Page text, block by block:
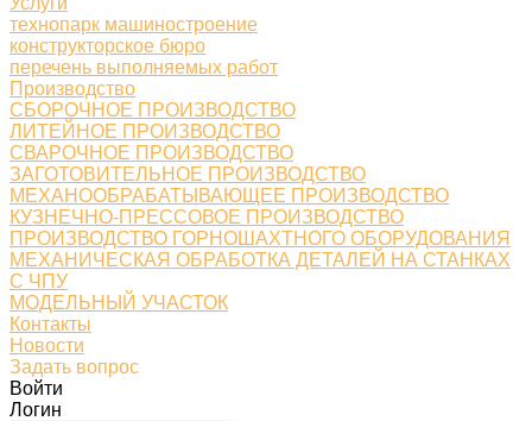
технопарк машиностроение
конструкторское бюро
перечень выполняемых работ
Производство
СБОРОЧНОЕ ПРОИЗВОДСТВО
ЛИТЕЙНОЕ ПРОИЗВОДСТВО
СВАРОЧНОЕ ПРОИЗВОДСТВО
ЗАГОТОВИТЕЛЬНОЕ ПРОИЗВОДСТВО
МЕХАНООБРАБАТЫВАЮЩЕЕ ПРОИЗВОДСТВО
КУЗНЕЧНО-ПРЕССОВОЕ ПРОИЗВОДСТВО
ПРОИЗВОДСТВО ГОРНОШАХТНОГО ОБОРУДОВАНИЯ
МЕХАНИЧЕСКАЯ ОБРАБОТКА ДЕТАЛЕЙ НА СТАНКАХ
С ЧПУ
МОДЕЛЬНЫЙ УЧАСТОК
Контакты
Новости
Задать вопрос
Войти
Логин